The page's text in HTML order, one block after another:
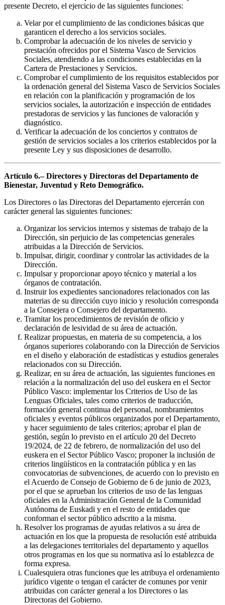
presente Decreto, el ejercicio de las siguientes funciones:
Velar por el cumplimiento de las condiciones básicas que
garanticen el derecho a los servicios sociales.
Comprobar la adecuación de los niveles de servicio y
prestación ofrecidos por el Sistema Vasco de Servicios
Sociales, atendiendo a las condiciones establecidas en la
Cartera de Prestaciones y Servicios.
Comprobar el cumplimiento de los requisitos establecidos por
la ordenación general del Sistema Vasco de Servicios Sociales
en relación con la planificación y programación de los
servicios sociales, la autorización e inspección de entidades
prestadoras de servicios y las funciones de valoración y
diagnóstico.
Verificar la adecuación de los conciertos y contratos de
gestión de servicios sociales a los criterios establecidos por la
presente Ley y sus disposiciones de desarrollo.
Artículo 6.– Directores y Directoras del Departamento de
Bienestar, Juventud y Reto Demográfico.
Los Directores o las Directoras del Departamento ejercerán con
carácter general las siguientes funciones:
Organizar los servicios internos y sistemas de trabajo de la
Dirección, sin perjuicio de las competencias generales
atribuidas a la Dirección de Servicios.
Impulsar, dirigir, coordinar y controlar las actividades de la
Dirección.
Impulsar y proporcionar apoyo técnico y material a los
órganos de contratación.
Instruir los expedientes sancionadores relacionados con las
materias de su dirección cuyo inicio y resolución corresponda
a la Consejera o Consejero del departamento.
Tramitar los procedimientos de revisión de oficio y
declaración de lesividad de su área de actuación.
Realizar propuestas, en materia de su competencia, a los
órganos superiores colaborando con la Dirección de Servicios
en el diseño y elaboración de estadísticas y estudios generales
relacionados con su Dirección.
Realizar, en su área de actuación, las siguientes funciones en
relación a la normalización del uso del euskera en el Sector
Público Vasco: implementar los Criterios de Uso de las
Lenguas Oficiales, tales como criterios de traducción,
formación general continua del personal, nombramientos
oficiales y eventos públicos organizados por el Departamento,
y hacer seguimiento de tales criterios; aprobar el plan de
gestión, según lo previsto en el artículo 20 del Decreto
19/2024, de 22 de febrero, de normalización del uso del
euskera en el Sector Público Vasco; proponer la inclusión de
criterios lingüísticos en la contratación pública y en las
convocatorias de subvenciones, de acuerdo con lo previsto en
el Acuerdo de Consejo de Gobierno de 6 de junio de 2023,
por el que se aprueban los criterios de uso de las lenguas
oficiales en la Administración General de la Comunidad
Autónoma de Euskadi y en el resto de entidades que
conforman el sector público adscrito a la misma.
Resolver los programas de ayudas relativos a su área de
actuación en los que la propuesta de resolución esté atribuida
a las delegaciones territoriales del departamento y aquellos
otros programas en los que su normativa así lo establezca de
forma expresa.
Cualesquiera otras funciones que les atribuya el ordenamiento
jurídico vigente o tengan el carácter de comunes por venir
atribuidas con carácter general a los Directores o las
Directoras del Gobierno.